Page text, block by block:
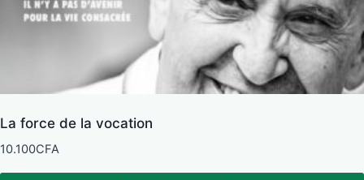
La force de la vocation
10.100CFA